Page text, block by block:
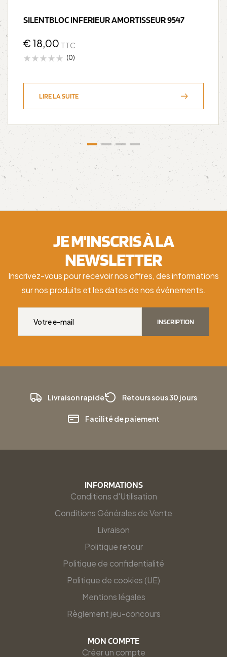
SILENTBLOC INFERIEUR AMORTISSEUR 9547
€ 18,00 TTC
(0)
LIRE LA SUITE
JE M'INSCRIS À LA
NEWSLETTER
Inscrivez-vous pour recevoir nos offres, des informations
sur nos produits et les dates de nos événements.
INSCRIPTION
Livraison rapide Retours sous 30 jours
Facilité de paiement
INFORMATIONS
Conditions d'Utilisation
Conditions Générales de Vente
Livraison
Politique retour
Politique de confidentialité
Politique de cookies (UE)
Mentions légales
Règlement jeu-concours
MON COMPTE
Créer un compte